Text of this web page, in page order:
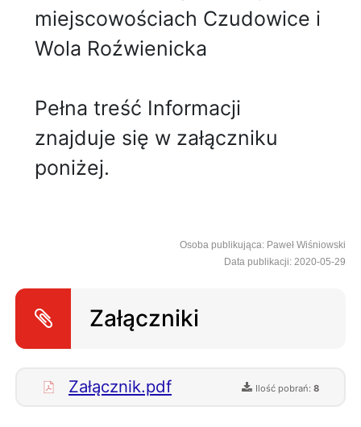
miejscowościach Czudowice i
Wola Roźwienicka
Pełna treść Informacji
znajduje się w załączniku
poniżej.
Osoba publikująca: Paweł Wiśniowski
Data publikacji: 2020-05-29
Załączniki
Załącznik.pdf Ilość pobrań: 8